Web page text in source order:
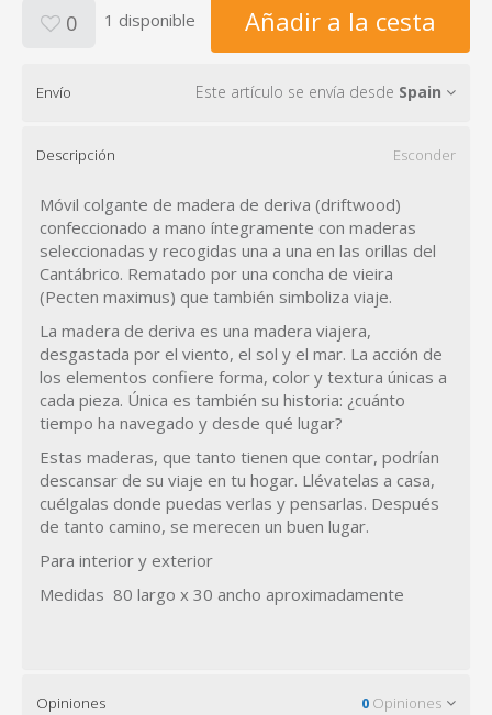
0 1 disponible Añadir a la cesta
Envío Este artículo se envía desde Spain
Descripción Esconder
Móvil colgante de madera de deriva (driftwood)
confeccionado a mano íntegramente con maderas
seleccionadas y recogidas una a una en las orillas del
Cantábrico. Rematado por una concha de vieira
(Pecten maximus) que también simboliza viaje.
La madera de deriva es una madera viajera,
desgastada por el viento, el sol y el mar. La acción de
los elementos confiere forma, color y textura únicas a
cada pieza. Única es también su historia: ¿cuánto
tiempo ha navegado y desde qué lugar?
Estas maderas, que tanto tienen que contar, podrían
descansar de su viaje en tu hogar. Llévatelas a casa,
cuélgalas donde puedas verlas y pensarlas. Después
de tanto camino, se merecen un buen lugar.
Para interior y exterior
Medidas 80 largo x 30 ancho aproximadamente
Opiniones 0 Opiniones